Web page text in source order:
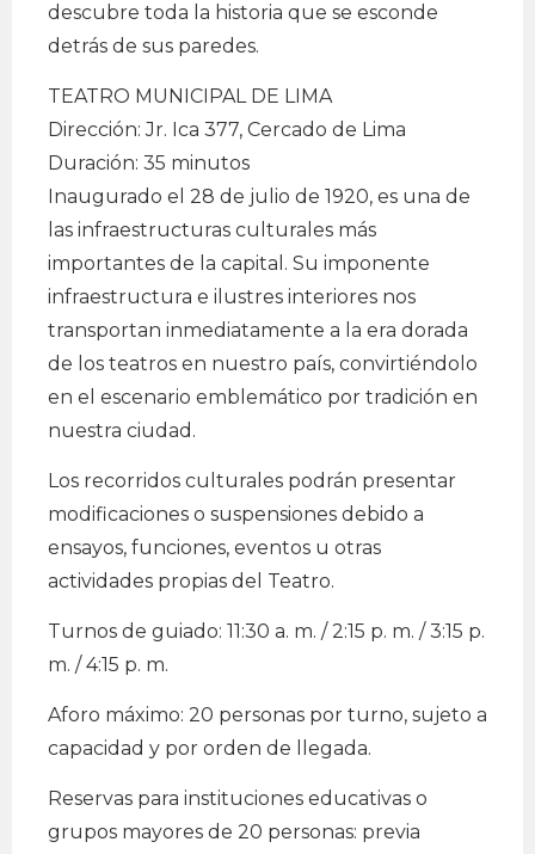
descubre toda la historia que se esconde
detrás de sus paredes.
TEATRO MUNICIPAL DE LIMA
Dirección: Jr. Ica 377, Cercado de Lima
Duración: 35 minutos
Inaugurado el 28 de julio de 1920, es una de
las infraestructuras culturales más
importantes de la capital. Su imponente
infraestructura e ilustres interiores nos
transportan inmediatamente a la era dorada
de los teatros en nuestro país, convirtiéndolo
en el escenario emblemático por tradición en
nuestra ciudad.
Los recorridos culturales podrán presentar
modificaciones o suspensiones debido a
ensayos, funciones, eventos u otras
actividades propias del Teatro.
Turnos de guiado: 11:30 a. m. / 2:15 p. m. / 3:15 p.
m. / 4:15 p. m.
Aforo máximo: 20 personas por turno, sujeto a
capacidad y por orden de llegada.
Reservas para instituciones educativas o
grupos mayores de 20 personas: previa